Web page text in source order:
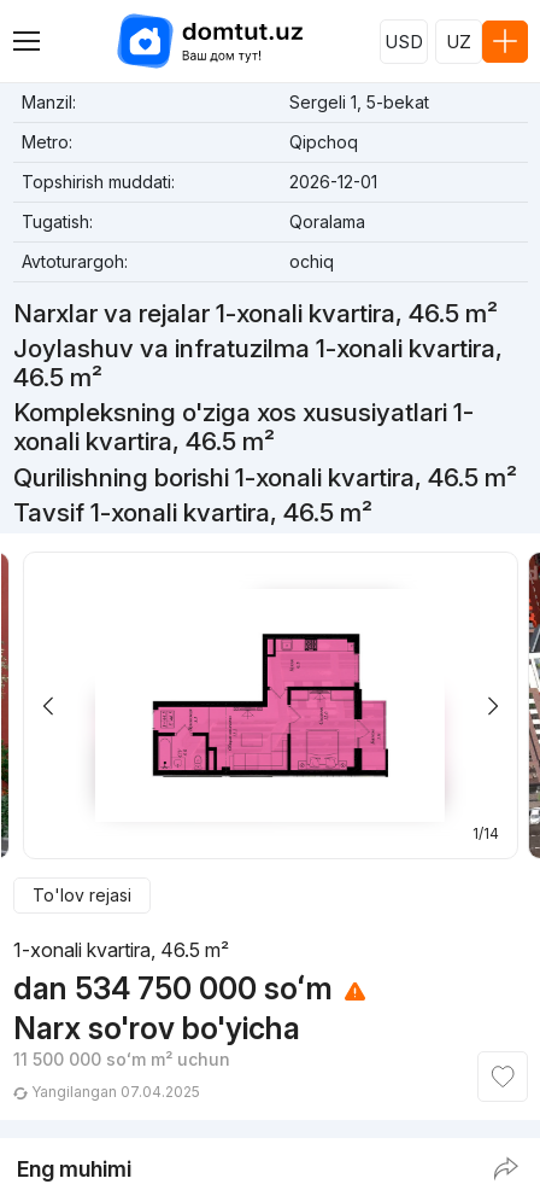
USD UZ
Manzil:
Sergeli 1, 5-bekat
Metro:
Qipchoq
Topshirish muddati:
2026-12-01
Tugatish:
Qoralama
Avtoturargoh:
ochiq
Narxlar va rejalar 1-xonali kvartira, 46.5 m²
Joylashuv va infratuzilma 1-xonali kvartira,
46.5 m²
Kompleksning o'ziga xos xususiyatlari 1-
xonali kvartira, 46.5 m²
Qurilishning borishi 1-xonali kvartira, 46.5 m²
Tavsif 1-xonali kvartira, 46.5 m²
1/14
To'lov rejasi
1-xonali kvartira, 46.5 m²
dan 534 750 000 soʻm
Narx so'rov bo'yicha
11 500 000 soʻmm² uchun
Yangilangan 07.04.2025
Eng muhimi